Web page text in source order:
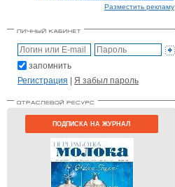
Разместить рекламу
запомнить
Регистрация | Я забыл пароль
ПОДПИСКА НА ЖУРНАЛ